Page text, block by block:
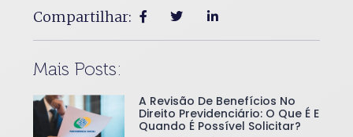
Compartilhar:
Mais Posts:
A Revisão De Benefícios No
Direito Previdenciário: O Que É E
Quando É Possível Solicitar?